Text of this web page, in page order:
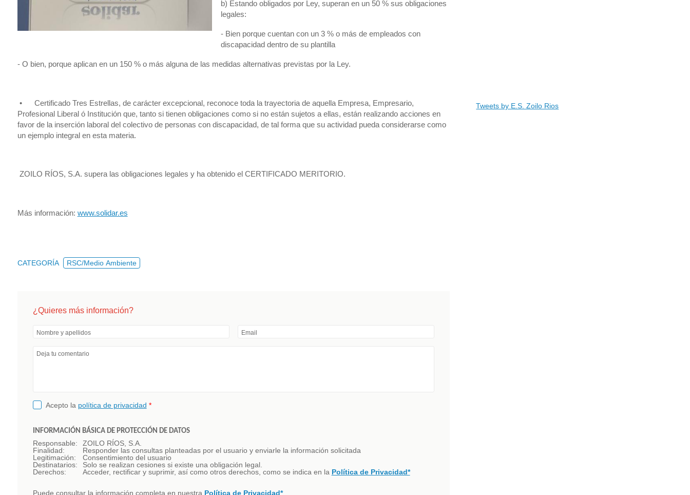
b) Estando obligados por Ley, superan en un 50 % sus obligaciones
legales:
- Bien porque cuentan con un 3 % o más de empleados con
discapacidad dentro de su plantilla
- O bien, porque aplican en un 150 % o más alguna de las medidas alternativas previstas por la Ley.
• Certificado Tres Estrellas, de carácter excepcional, reconoce toda la trayectoria de aquella Empresa, Empresario,
Profesional Liberal ó Institución que, tanto si tienen obligaciones como si no están sujetos a ellas, están realizando acciones en
favor de la inserción laboral del colectivo de personas con discapacidad, de tal forma que su actividad pueda considerarse como
un ejemplo integral en esta materia.
ZOILO RÍOS, S.A. supera las obligaciones legales y ha obtenido el CERTIFICADO MERITORIO.
Más información: www.solidar.es
CATEGORÍA RSC/Medio Ambiente
¿Quieres más información?
Nombre y apellidos Email
Deja tu comentario
Acepto la política de privacidad *
INFORMACIÓN BÁSICA DE PROTECCIÓN DE DATOS
Responsable:
ZOILO RÍOS, S.A.
Finalidad:
Responder las consultas planteadas por el usuario y enviarle la información solicitada
Legitimación:
Consentimiento del usuario
Destinatarios:
Solo se realizan cesiones si existe una obligación legal.
Derechos:
Acceder, rectificar y suprimir, así como otros derechos, como se indica en la Política de Privacidad*
Puede consultar la información completa en nuestra Política de Privacidad*
Tweets by E.S. Zoilo Rios